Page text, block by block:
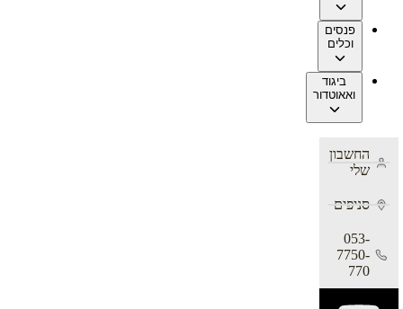
פנסים
וכלים
ביגוד
ואאוטדור
החשבון
שלי
סניפים
053-
7750-
770